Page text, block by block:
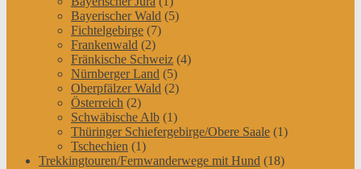
Bayerischer Wald (5)
Fichtelgebirge (7)
Frankenwald (2)
Fränkische Schweiz (4)
Nürnberger Land (5)
Oberpfälzer Wald (2)
Österreich (2)
Schwäbische Alb (1)
Thüringer Schiefergebirge/Obere Saale (1)
Tschechien (1)
Trekkingtouren/Fernwanderwege mit Hund (18)